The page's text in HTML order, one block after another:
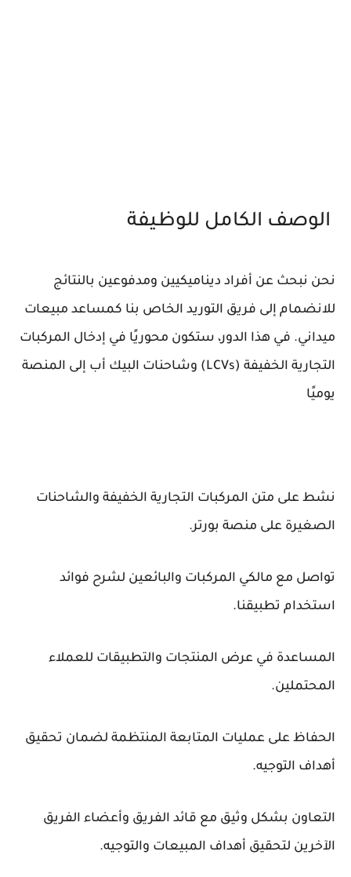
الوصف الكامل للوظيفة
نحن نبحث عن أفراد ديناميكيين ومدفوعين بالنتائج
للانضمام إلى فريق التوريد الخاص بنا كمساعد مبيعات
ميداني. في هذا الدور، ستكون محوريًا في إدخال المركبات
التجارية الخفيفة (LCVs) وشاحنات البيك أب إلى المنصة
يوميًا
نشط على متن المركبات التجارية الخفيفة والشاحنات
الصغيرة على منصة بورتر.
تواصل مع مالكي المركبات والبائعين لشرح فوائد
استخدام تطبيقنا.
المساعدة في عرض المنتجات والتطبيقات للعملاء
المحتملين.
الحفاظ على عمليات المتابعة المنتظمة لضمان تحقيق
أهداف التوجيه.
التعاون بشكل وثيق مع قائد الفريق وأعضاء الفريق
الآخرين لتحقيق أهداف المبيعات والتوجيه.